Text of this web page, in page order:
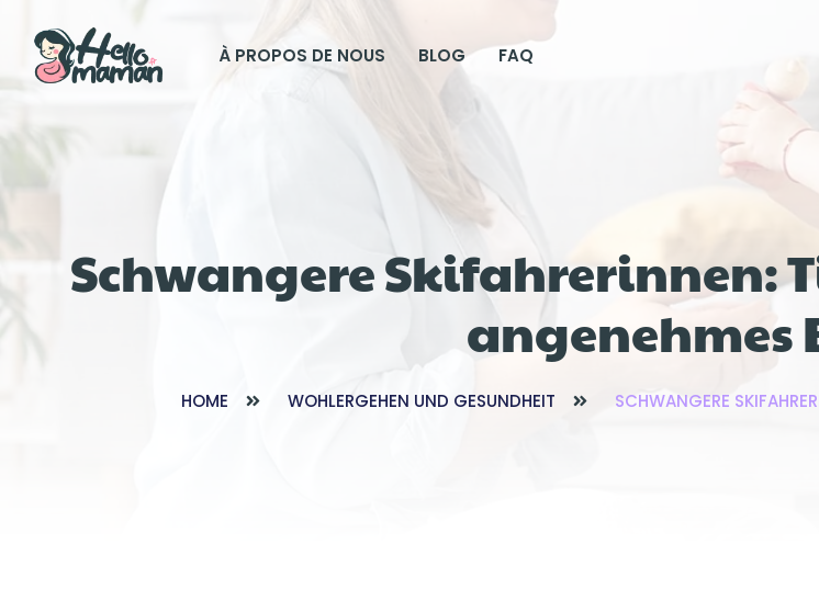
À PROPOS DE NOUS BLOG FAQ
Schwangere Skifahrerinnen:
angenehmes
HOME WOHLERGEHEN UND GESUNDHEIT SCHWANGERE